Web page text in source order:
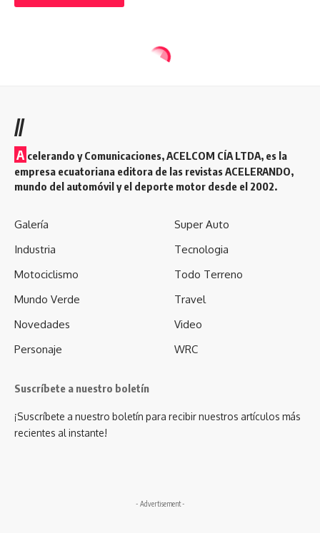
//
A celerando y Comunicaciones, ACELCOM CÍA LTDA, es la
empresa ecuatoriana editora de las revistas ACELERANDO,
mundo del automóvil y el deporte motor desde el 2002.
Galería
Industria
Motociclismo
Mundo Verde
Novedades
Personaje
Super Auto
Tecnologia
Todo Terreno
Travel
Video
WRC
Suscríbete a nuestro boletín
¡Suscríbete a nuestro boletín para recibir nuestros artículos más
recientes al instante!
- Advertisement -